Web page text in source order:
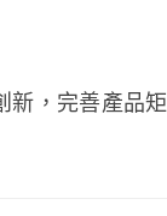
，完善產品